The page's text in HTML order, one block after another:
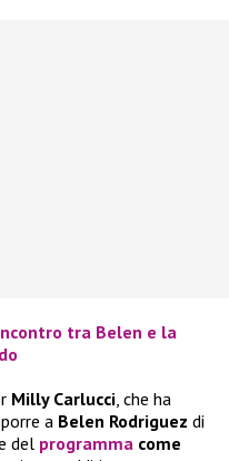
tra Belen e la
Milly Carlucci, che ha
a Belen Rodriguez di
del programma come